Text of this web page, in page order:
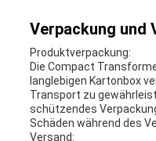
Verpackung und
Produktverpackung:
Die Compact
langlebigen Kartonbox
Transport zu
schützendes
Schäden während des
Versand: